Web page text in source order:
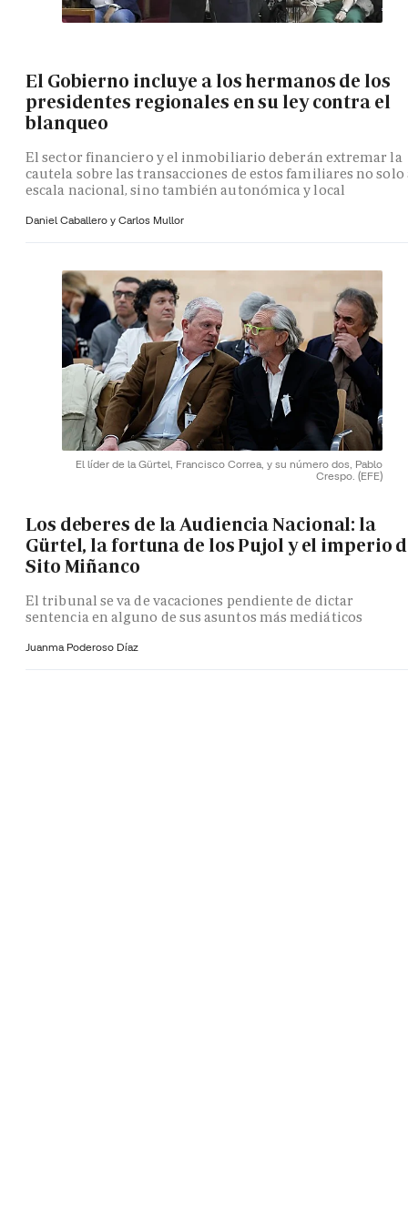
El Gobierno incluye a los hermanos de los
presidentes regionales en su ley contra el
blanqueo
El sector financiero y el inmobiliario deberán extremar la
cautela sobre las transacciones de estos familiares no solo
escala nacional, sino también autonómica y local
Daniel Caballero y Carlos Mullor
El líder de la Gürtel, Francisco Correa, y su número dos, Pablo
Crespo. (EFE)
Los deberes de la Audiencia Nacional: la
Gürtel, la fortuna de los Pujol y el imperio
Sito Miñanco
El tribunal se va de vacaciones pendiente de dictar
sentencia en alguno de sus asuntos más mediáticos
Juanma Poderoso Díaz